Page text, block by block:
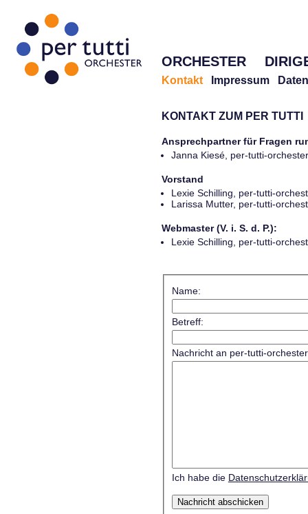
ORCHESTER
Kontakt Impressum
KONTAKT ZUM PER TUTTI
Ansprechpartner für Fragen
Janna Kiesé, per-tutti-
Vorstand
Lexie Schilling, per-tutti-
Larissa Mutter, per-tutti-
Webmaster (V. i. S. d. P.):
Lexie Schilling, per-tutti-
Name:
Betreff:
Nachricht an per-tutti-
Ich habe die